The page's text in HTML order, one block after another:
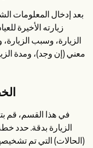
بعد إدخال المعلومات
زيارته الأخيرة
الزيارة، وسبب
معني (إن وجد)، ومدة
الخطوة
في هذا القسم، قم
الزيارة بدقة. حدد
(الحالات) التي تم